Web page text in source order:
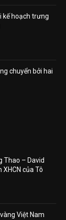
kế hoạch trưng
chuyển bởi hai
Thao – David
XHCN của Tô
Việt Nam